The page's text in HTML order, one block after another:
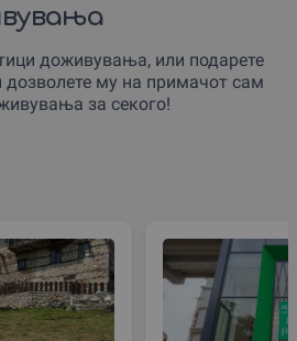
доживувања, или подарете
дозволете му на примачот сам
за секого!